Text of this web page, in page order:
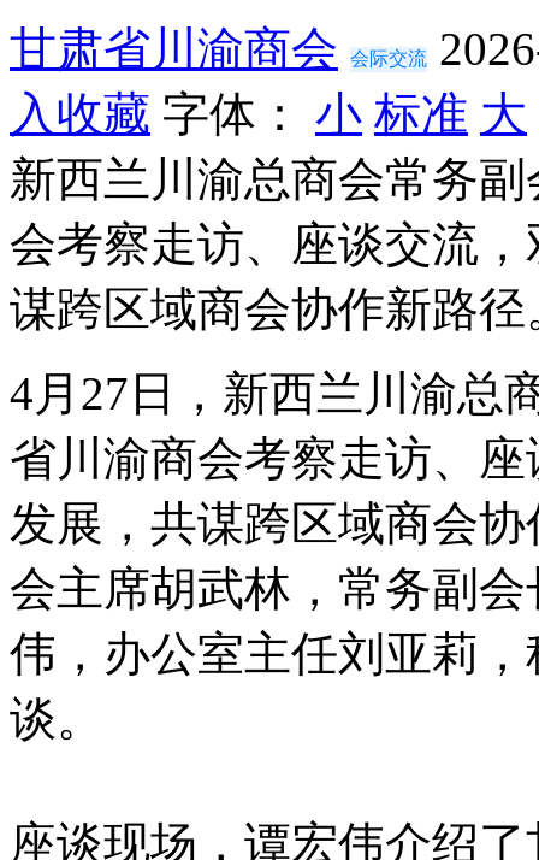
甘肃省川渝商会 会际交流
入收藏 字体： 小 标准 大
新西兰川渝总商会常务
会考察走访、座谈交流
谋跨区域商会协作新路径
4月27日，新西兰川渝总
省川渝商会考察走访、
发展，共谋跨区域商会
会主席胡武林，常务副
伟，办公室主任刘亚莉
谈。
座谈现场，谭宏伟介绍